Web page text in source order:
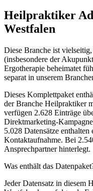
Heilpraktiker
Westfalen
Diese Branche ist
(insbesondere der
Ergotherapie beheimatet
separat in unserem
Dieses Komplettpaket
der Branche Heilpraktiker
verfügen 2.628 Einträge
Direktmarketing-
5.028 Datensätze
Kontaktaufnahme. Bei
Ansprechpartner hinterlegt.
Was enthält das
Jeder Datensatz in diesem